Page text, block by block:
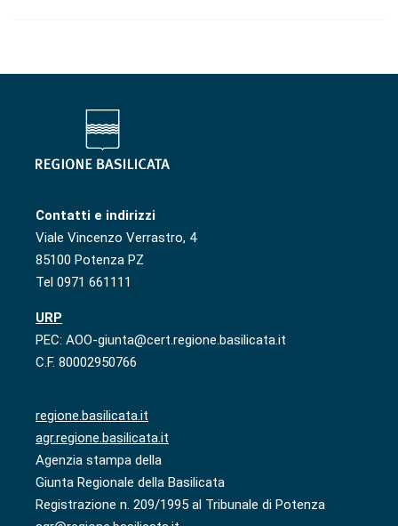
Contatti e indirizzi
Viale Vincenzo Verrastro, 4
85100 Potenza PZ
Tel 0971 661111
URP
PEC: AOO-giunta@cert.regione.basilicata.it
C.F. 80002950766
regione.basilicata.it
agr.regione.basilicata.it
Agenzia stampa della
Giunta Regionale della Basilicata
Registrazione n. 209/1995 al Tribunale di Potenza